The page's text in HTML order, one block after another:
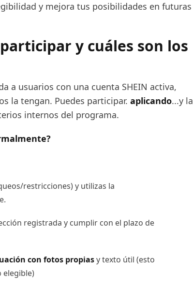
y mejora tus posibilidades en futuras
y cuáles son los
a usuarios con una cuenta SHEIN activa,
la tengan. Puedes participar. aplicando...y la
internos del programa.
restricciones) y utilizas la
registrada y cumplir con el plazo de
con fotos propiasy texto útil (esto
elegible)